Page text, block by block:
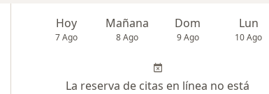
Hoy
7 Ago
Mañana
8 Ago
Dom
9 Ago
Lun
10 Ago
La reserva de citas en línea no está